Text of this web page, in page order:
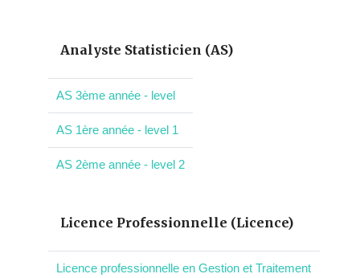
Analyste Statisticien (AS)
AS 3ème année - level
AS 1ère année - level 1
AS 2ème année - level 2
Licence Professionnelle (Licence)
Licence professionnelle en Gestion et Traitement